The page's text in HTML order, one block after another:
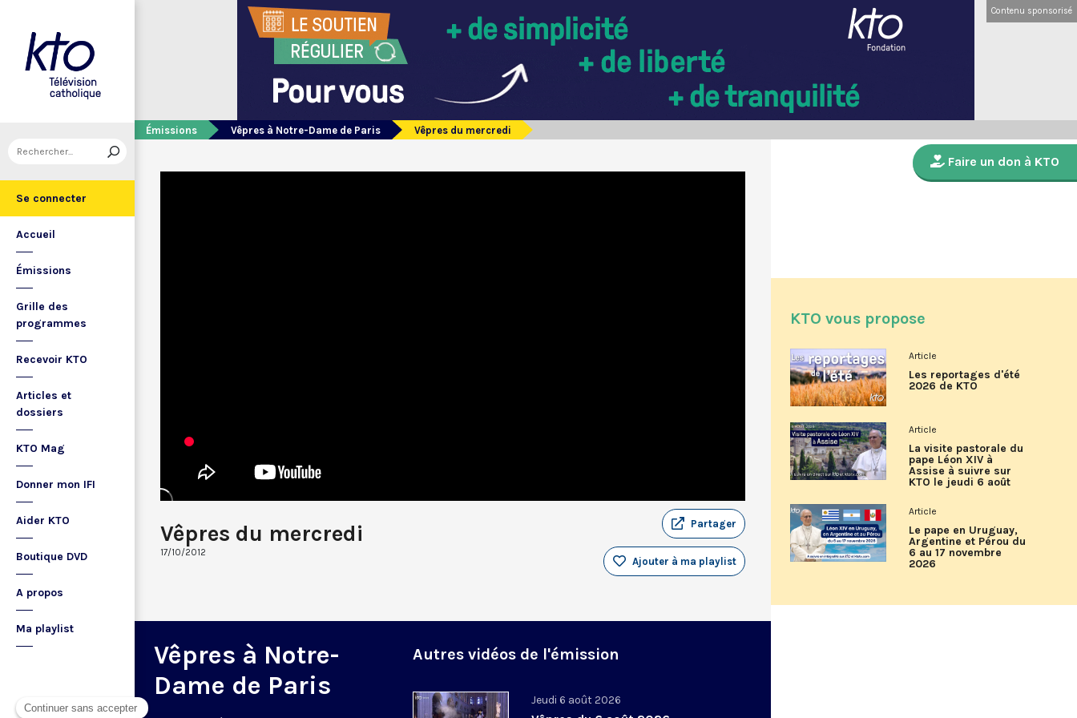
Se connecter
Accueil
Émissions
Grille des
programmes
Recevoir KTO
Articles et
dossiers
KTO Mag
Donner mon IFI
Aider KTO
Boutique DVD
A propos
Ma playlist
Contenu sponsorisé
Émissions Vêpres à Notre-Dame de Paris Vêpres du mercredi
Vêpres du mercredi
17/10/2012
Partager
Ajouter à ma playlist
Vêpres à Notre-
Dame de Paris
Autres vidéos de l'émission
Jeudi 6 août 2026
Faire un don à KTO
KTO vous propose
Article
Les reportages d'été
2026 de KTO
Article
La visite pastorale du
pape Léon XIV à
Assise à suivre sur
KTO le jeudi 6 août
Article
Le pape en Uruguay,
Argentine et Pérou du
6 au 17 novembre
2026